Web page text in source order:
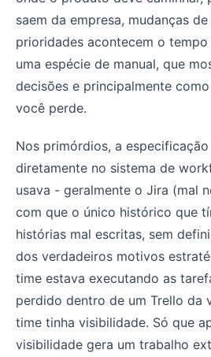
saem da empresa, mudanças
prioridades acontecem o
uma espécie de manual, que
decisões e principalmente
você perde.
Nos primórdios, a
diretamente no sistema de
usava - geralmente o Jira (mal
com que o único histórico que
histórias mal escritas, sem
dos verdadeiros motivos
time estava executando as
perdido dentro de um Trello da
time tinha visibilidade. Só que
visibilidade gera um trabalho